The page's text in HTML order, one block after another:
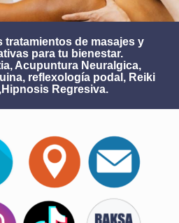
tratamientos de masajes y
para tu bienestar.
Acupuntura Neuralgica,
reflexología podal, Reiki
Regresiva.